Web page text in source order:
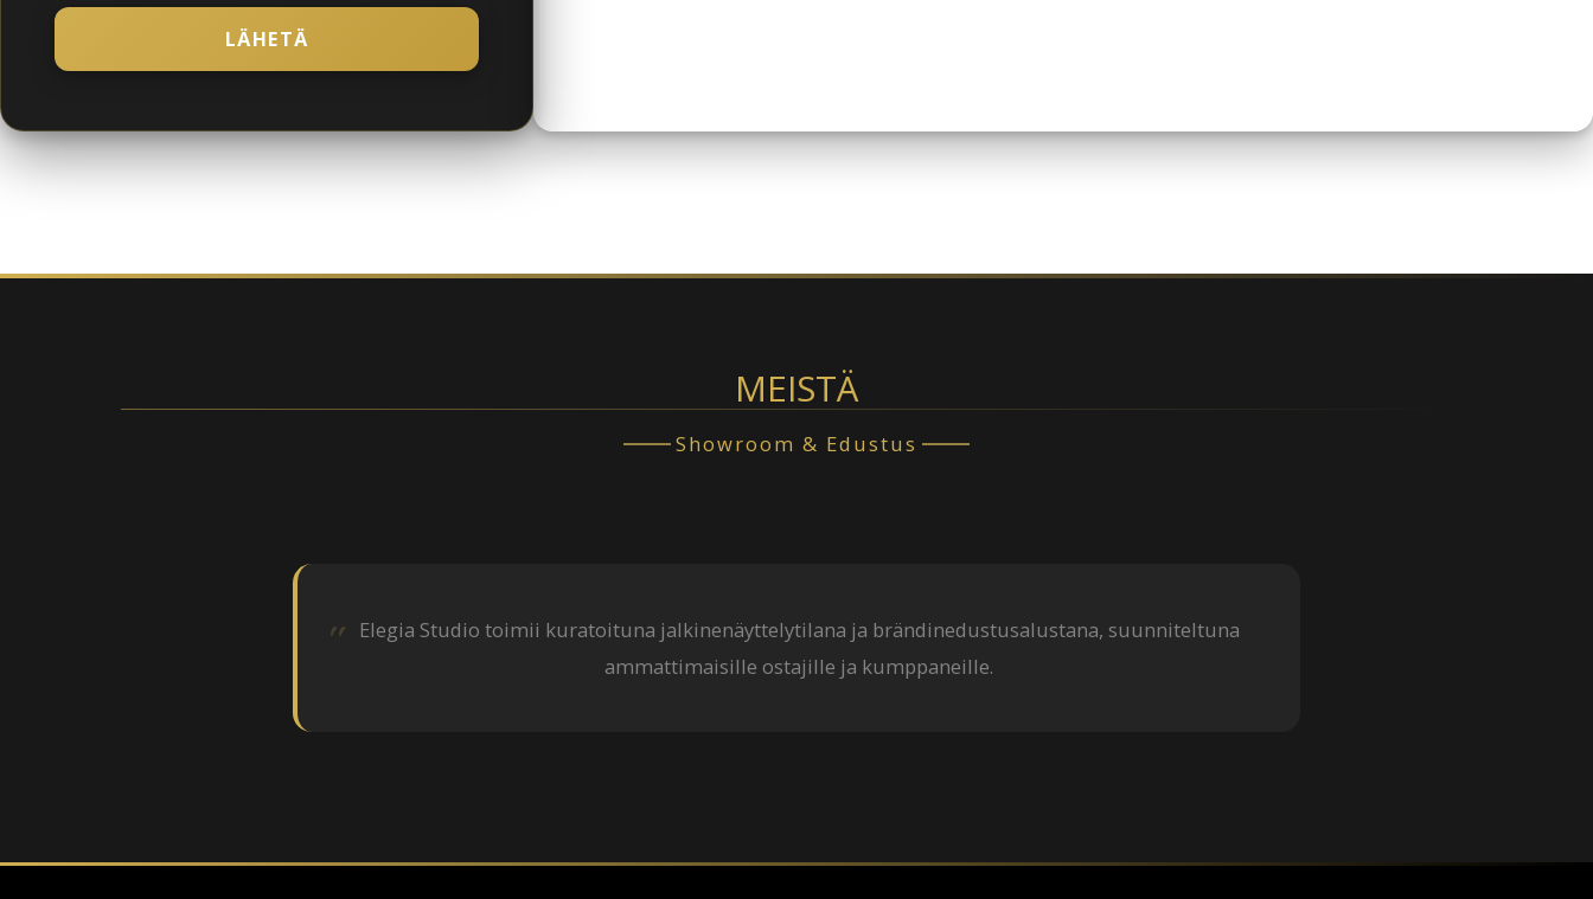
LÄHETÄ
MEISTÄ
Showroom & Edustus
Elegia Studio toimii kuratoituna jalkinenäyttelytilana ja brändinedustusalustana, suunniteltuna
ammattimaisille ostajille ja kumppaneille.